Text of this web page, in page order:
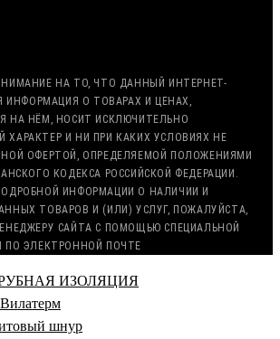
НА ТО, ЧТО ДАННЫЙ ИНТЕРНЕТ-
ИНФОРМАЦИЯ О ТОВАРАХ И ЦЕНАХ,
НА НЁМ, НОСИТ ИСКЛЮЧИТЕЛЬНО
И НИ ПРИ КАКИХ УСЛОВИЯХ НЕ
ОФЕРТОЙ, ОПРЕДЕЛЯЕМОЙ ПОЛОЖЕНИЯМИ
КОДЕКСА РОССИЙСКОЙ ФЕДЕРАЦИИ.
ИНФОРМАЦИИ О НАЛИЧИИ И
ТОВАРОВ И (ИЛИ) УСЛУГ, ПОЖАЛУЙСТА,
САЙТА С ПОМОЩЬЮ СПЕЦИАЛЬНОЙ
ПО ЭЛЕКТРОННОЙ ПОЧТЕ
ИЗОЛЯЦИЯ
шнур